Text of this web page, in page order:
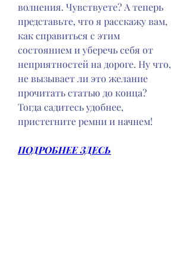
волнения. Чувствуете? А теперь
представьте, что я расскажу вам,
как справиться с этим
состоянием и уберечь себя от
неприятностей на дороге. Ну что,
не вызывает ли это желание
прочитать статью до конца?
Тогда садитесь удобнее,
пристегните ремни и начнем!
ПОДРОБНЕЕ ЗДЕСЬ